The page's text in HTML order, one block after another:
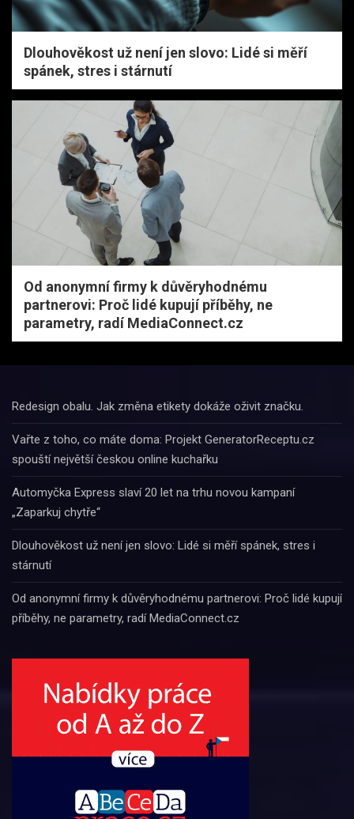
Dlouhověkost už není jen slovo: Lidé si měří
spánek, stres i stárnutí
Od anonymní firmy k důvěryhodnému
partnerovi: Proč lidé kupují příběhy, ne
parametry, radí MediaConnect.cz
Redesign obalu. Jak změna etikety dokáže oživit značku.
Vařte z toho, co máte doma: Projekt GeneratorReceptu.cz
spouští největší českou online kuchařku
Automyčka Express slaví 20 let na trhu novou kampaní
„Zaparkuj chytře“
Dlouhověkost už není jen slovo: Lidé si měří spánek, stres i
stárnutí
Od anonymní firmy k důvěryhodnému partnerovi: Proč lidé kupují
příběhy, ne parametry, radí MediaConnect.cz